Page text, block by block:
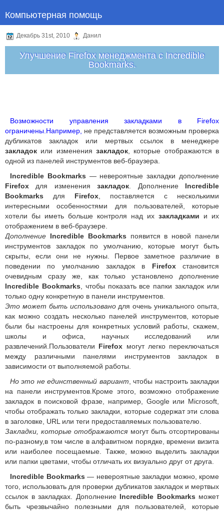
Компьютерная помощь
Декабрь 31st, 2010 Данил
Улучшение Firefox менеджмента с Incredible
Bookmarks.
Возможности управления закладками в Firefox
ограничены.Например, не представляется возможным проверка
дубликатов закладок или мертвых ссылок в менеджере
закладок или изменения закладок , которые отображаются в
одной из панелей инструментов веб-браузера.
Incredible Bookmarks — невероятные закладки дополнение
Firefox для изменениязакладок . Дополнение Incredible
Bookmarks для Firefox , поставляется с несколькими
интересными особенностями для пользователей, которые
хотели бы иметь больше контроля над их закладками и их
отображением в веб-браузере.
Дополнение Incredible Bookmarks появится в новой панели
инструментов закладок по умолчанию, которые могут быть
скрыты, если они не нужны. Первое заметное различие в
поведении по умолчанию закладок в Firefoxстановится
очевидным сразу же, как только установлено дополнение
Incredible Bookmarks , чтобы показать все папки закладок или
только одну конкретную в панели инструментов.
Это может быть использованодля очень уникального опыта,
как можно создать несколько панелей инструментов, которые
были бы настроены для конкретных условий работы, скажем,
школы и офиса, научных исследований или
развлечений.Пользователи Firefox могут легко переключаться
между различными панелями инструментов закладок в
зависимости от выполняемой работы.
Но это не единственный вариант , чтобы настроить закладки
на панели инструментов.Кроме этого, возможно отображение
закладок в поисковой фразе, например, Google или Microsoft,
чтобы отображать только закладки, которые содержат эти слова
в заголовке, URL или теги предоставляемых пользователю.
Закладки, которые отображаются могут быть отсортированы
по-разному,в том числе в алфавитном порядке, времени визита
или наиболее посещаемые. Также, можно выделить закладки
или папки цветами, чтобы отличать их визуально друг от друга.
Incredible Bookmarks — невероятные закладки можно, кроме
того, использовать для проверки дубликатов закладок и мертвых
ссылок в закладках. Дополнение Incredible Bookmarks может
быть чрезвычайно полезными для пользователей, которые